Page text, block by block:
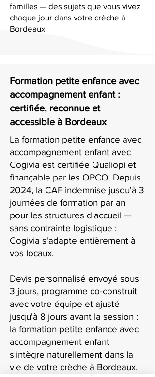
familles — des sujets que vous vivez
chaque jour dans votre crèche à
Bordeaux.
Formation petite enfance avec
accompagnement enfant :
certifiée, reconnue et
accessible à Bordeaux
La formation petite enfance avec
accompagnement enfant avec
Cogivia est certifiée Qualiopi et
finançable par les OPCO. Depuis
2024, la CAF indemnise jusqu'à 3
journées de formation par an
pour les structures d'accueil —
sans contrainte logistique :
Cogivia s'adapte entièrement à
vos locaux.
Devis personnalisé envoyé sous
3 jours, programme co-construit
avec votre équipe et ajusté
jusqu'à 8 jours avant la session :
la formation petite enfance avec
accompagnement enfant
s'intègre naturellement dans la
vie de votre crèche à Bordeaux.